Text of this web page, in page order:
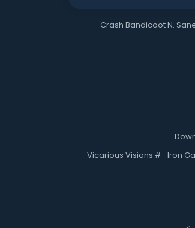
Crash Bandicoot N.
Iron
#
Vicarious Visions